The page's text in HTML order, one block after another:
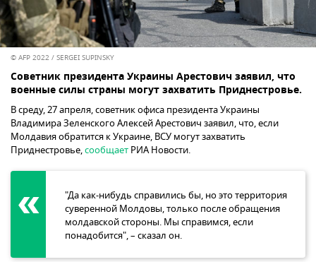
© AFP 2022 / SERGEI SUPINSKY
Советник президента Украины Арестович заявил, что
военные силы страны могут захватить Приднестровье.
В среду, 27 апреля, советник офиса президента Украины
Владимира Зеленского Алексей Арестович заявил, что, если
Молдавия обратится к Украине, ВСУ могут захватить
Приднестровье,сообщает РИА Новости.
"Да как-нибудь справились бы, но это территория
суверенной Молдовы, только после обращения
молдавской стороны. Мы справимся, если
понадобится", – сказал он.